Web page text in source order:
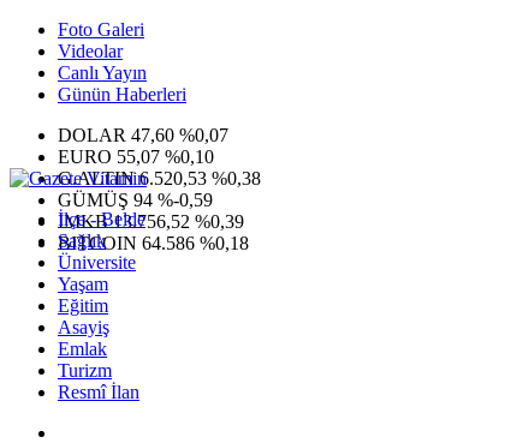
Foto Galeri
Videolar
Canlı Yayın
Günün Haberleri
DOLAR 47,60 %0,07
EURO 55,07 %0,10
G.ALTIN6.520,53 %0,38
GÜMÜŞ 94 %-0,59
IMKB13.756,52 %0,39
BITCOIN 64.586 %0,18
İlçe - Belde
Sağlık
Üniversite
Yaşam
Eğitim
Asayiş
Emlak
Turizm
Resmî İlan